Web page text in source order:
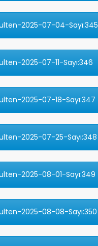
2025-07-04-Sayı:345
2025-07-11-Sayı:346
2025-07-18-Sayı:347
2025-07-25-Sayı:348
2025-08-01-Sayı:349
2025-08-08-Sayı:350